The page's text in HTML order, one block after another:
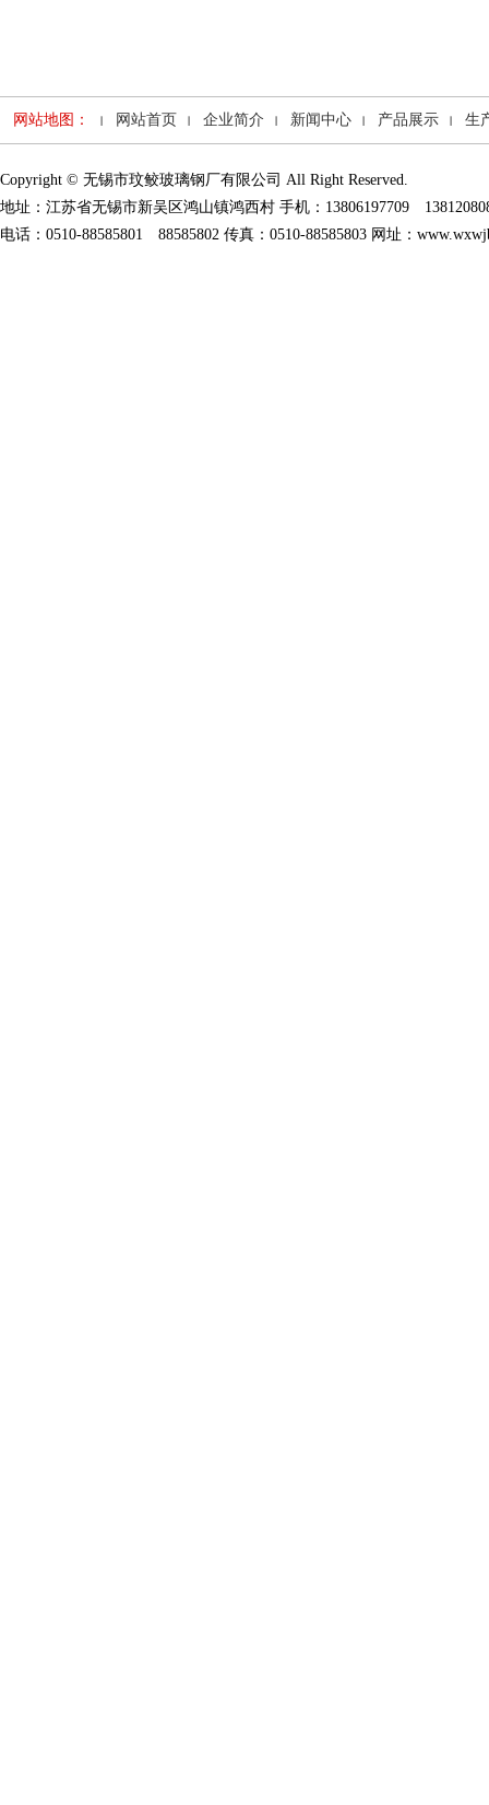
网站地图： 网站首页 企业简介 新闻中心 产品展示 生
Copyright © 无锡市玟鲛玻璃钢厂有限公司 All Right Reserved.
地址：江苏省无锡市新吴区鸿山镇鸿西村 手机：13806197709
电话：0510-88585801 88585802 传真：0510-88585803 网址：